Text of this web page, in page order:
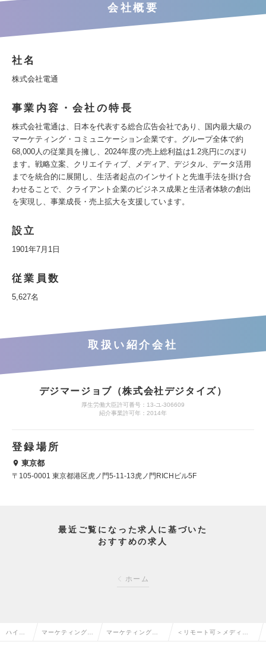
会社概要
社名
株式会社電通
事業内容・会社の特長
株式会社電通は、日本を代表する総合広告会社であり、国内最大級の
マーケティング・コミュニケーション企業です。グループ全体で約
68,000人の従業員を擁し、2024年度の売上総利益は1.2兆円にのぼり
ます。戦略立案、クリエイティブ、メディア、デジタル、データ活用
までを統合的に展開し、生活者起点のインサイトと先進手法を掛け合
わせることで、クライアント企業のビジネス成果と生活者体験の創出
を実現し、事業成長・売上拡大を支援しています。
設立
1901年7月1日
従業員数
5,627名
取扱い紹介会社
デジマージョブ（株式会社デジタイズ）
厚生労働大臣許可番号：13-ユ-306609
紹介事業許可年：2014年
登録場所
東京都
〒105-0001 東京都港区虎ノ門5-11-13虎ノ門RICHビル5F
最近ご覧になった求人に基づいた
おすすめの求人
ホーム
ハイク マーケティング・ マーケティングプ ＜リモート可＞メディア